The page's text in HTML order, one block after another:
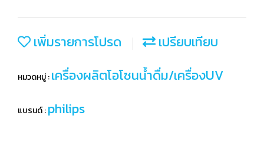
เพิ่มรายการโปรด เปรียบเทียบ
หมวดหมู่ :เครื่องผลิตโอโซนน้ำดื่ม/เครื่องUV
แบรนด์ :philips